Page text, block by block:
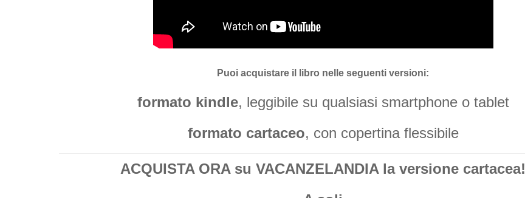
Puoi acquistare il libro nelle seguenti versioni:
formato kindle, leggibile su qualsiasi smartphone o tablet
formato cartaceo, con copertina flessibile
ACQUISTA ORA su VACANZELANDIA la versione cartacea!